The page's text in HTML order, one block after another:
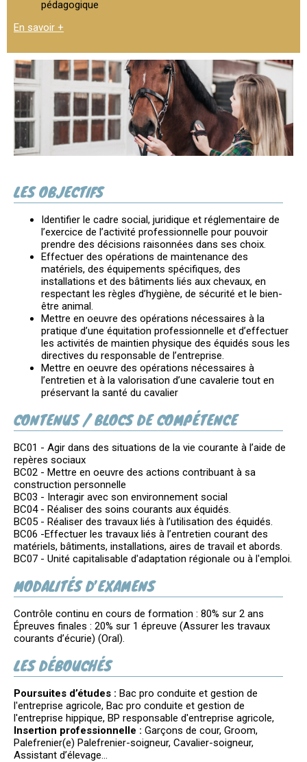
pédagogique
En savoir +
LES OBJECTIFS
Identifier le cadre social, juridique et réglementaire de
l’exercice de l’activité professionnelle pour pouvoir
prendre des décisions raisonnées dans ses choix.
Effectuer des opérations de maintenance des
matériels, des équipements spécifiques, des
installations et des bâtiments liés aux chevaux, en
respectant les règles d’hygiène, de sécurité et le bien-
être animal.
Mettre en oeuvre des opérations nécessaires à la
pratique d’une équitation professionnelle et d’effectuer
les activités de maintien physique des équidés sous les
directives du responsable de l’entreprise.
Mettre en oeuvre des opérations nécessaires à
l’entretien et à la valorisation d’une cavalerie tout en
préservant la santé du cavalier
CONTENUS / BLOCS DE COMPÉTENCE
BC01 - Agir dans des situations de la vie courante à l’aide de
repères sociaux
BC02 - Mettre en oeuvre des actions contribuant à sa
construction personnelle
BC03 - Interagir avec son environnement social
BC04 - Réaliser des soins courants aux équidés.
BC05 - Réaliser des travaux liés à l’utilisation des équidés.
BC06 -Effectuer les travaux liés à l’entretien courant des
matériels, bâtiments, installations, aires de travail et abords.
BC07 - Unité capitalisable d'adaptation régionale ou à l'emploi.
MODALITÉS D’EXAMENS
Contrôle continu en cours de formation : 80% sur 2 ans
Épreuves finales : 20% sur 1 épreuve (Assurer les travaux
courants d’écurie) (Oral).
LES DÉBOUCHÉS
Poursuites d’études : Bac pro conduite et gestion de
l'entreprise agricole, Bac pro conduite et gestion de
l'entreprise hippique, BP responsable d'entreprise agricole,
Insertion professionnelle : Garçons de cour, Groom,
Palefrenier(e) Palefrenier-soigneur, Cavalier-soigneur,
Assistant d’élevage…